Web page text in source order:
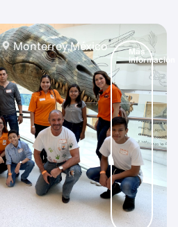
Monterrey,México Más
información